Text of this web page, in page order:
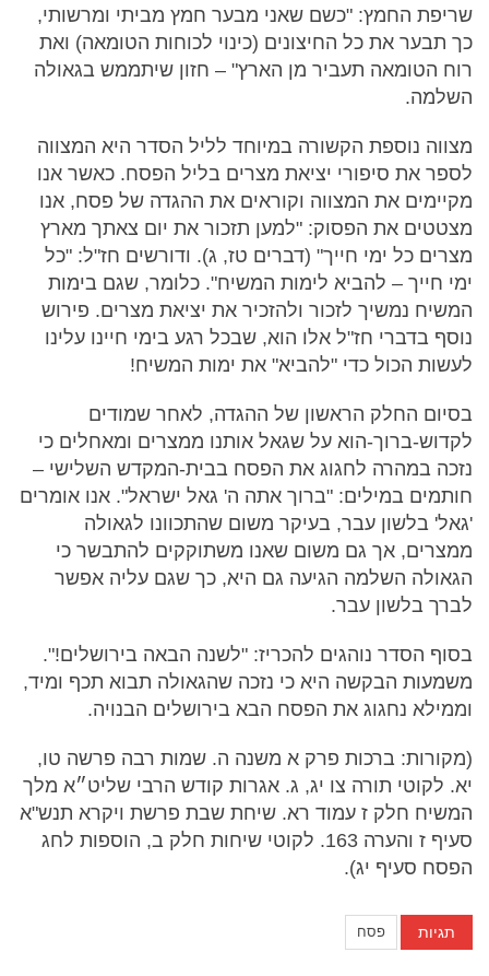
שריפת החמץ: "כשם שאני מבער חמץ מביתי ומרשותי,
כך תבער את כל החיצונים (כינוי לכוחות הטומאה) ואת
רוח הטומאה תעביר מן הארץ" – חזון שיתממש בגאולה
השלמה.
מצווה נוספת הקשורה במיוחד לליל הסדר היא המצווה
לספר את סיפורי יציאת מצרים בליל הפסח. כאשר אנו
מקיימים את המצווה וקוראים את ההגדה של פסח, אנו
מצטטים את הפסוק: "למען תזכור את יום צאתך מארץ
מצרים כל ימי חייך" (דברים טז, ג). ודורשים חז"ל: "כל
ימי חייך – להביא לימות המשיח". כלומר, שגם בימות
המשיח נמשיך לזכור ולהזכיר את יציאת מצרים. פירוש
נוסף בדברי חז"ל אלו הוא, שבכל רגע בימי חיינו עלינו
לעשות הכול כדי "להביא" את ימות המשיח!
בסיום החלק הראשון של ההגדה, לאחר שמודים
לקדוש-ברוך-הוא על שגאל אותנו ממצרים ומאחלים כי
נזכה במהרה לחגוג את הפסח בבית-המקדש השלישי –
חותמים במילים: "ברוך אתה ה' גאל ישראל". אנו אומרים
'גאל' בלשון עבר, בעיקר משום שהתכוונו לגאולה
ממצרים, אך גם משום שאנו משתוקקים להתבשר כי
הגאולה השלמה הגיעה גם היא, כך שגם עליה אפשר
לברך בלשון עבר.
בסוף הסדר נוהגים להכריז: "לשנה הבאה בירושלים!".
משמעות הבקשה היא כי נזכה שהגאולה תבוא תכף ומיד,
וממילא נחגוג את הפסח הבא בירושלים הבנויה.
(מקורות: ברכות פרק א משנה ה. שמות רבה פרשה טו,
יא. לקוטי תורה צו יג, ג. אגרות קודש הרבי שליט״א מלך
המשיח חלק ז עמוד רא. שיחת שבת פרשת ויקרא תנש"א
סעיף ז והערה 163. לקוטי שיחות חלק ב, הוספות לחג
הפסח סעיף יג).
תגיות פסח